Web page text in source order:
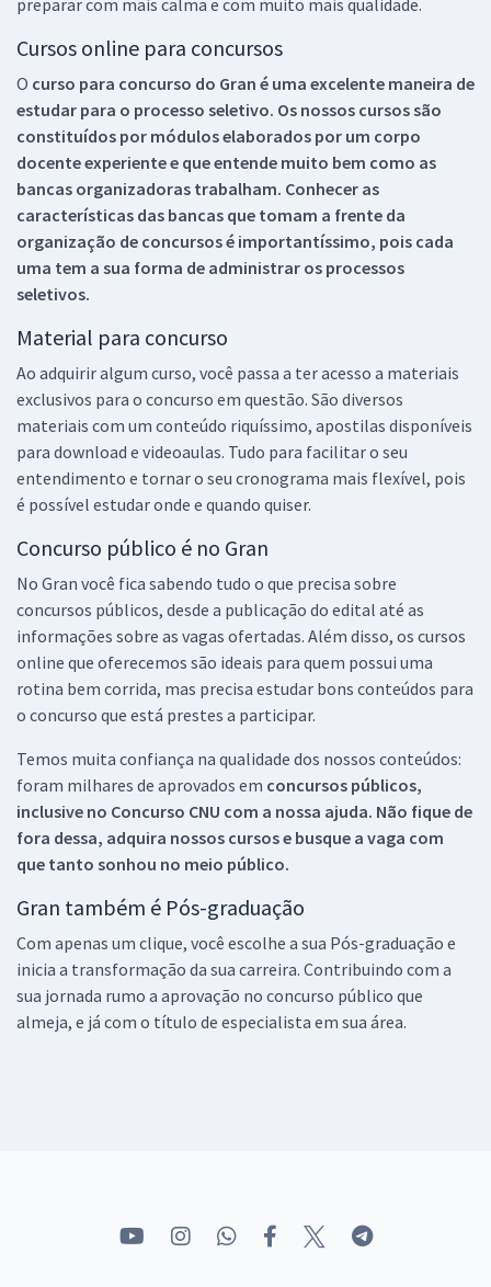
preparar com mais calma e com muito mais qualidade.
Cursos online para concursos
O curso para concurso do Gran é uma excelente maneira de
estudar para o processo seletivo. Os nossos cursos são
constituídos por módulos elaborados por um corpo
docente experiente e que entende muito bem como as
bancas organizadoras trabalham. Conhecer as
características das bancas que tomam a frente da
organização de concursos é importantíssimo, pois cada
uma tem a sua forma de administrar os processos
seletivos.
Material para concurso
Ao adquirir algum curso, você passa a ter acesso a materiais
exclusivos para o concurso em questão. São diversos
materiais com um conteúdo riquíssimo, apostilas disponíveis
para download e videoaulas. Tudo para facilitar o seu
entendimento e tornar o seu cronograma mais flexível, pois
é possível estudar onde e quando quiser.
Concurso público é no Gran
No Gran você fica sabendo tudo o que precisa sobre
concursos públicos, desde a publicação do edital até as
informações sobre as vagas ofertadas. Além disso, os cursos
online que oferecemos são ideais para quem possui uma
rotina bem corrida, mas precisa estudar bons conteúdos para
o concurso que está prestes a participar.
Temos muita confiança na qualidade dos nossos conteúdos:
foram milhares de aprovados em concursos públicos,
inclusive no Concurso CNU com a nossa ajuda. Não fique de
fora dessa, adquira nossos cursos e busque a vaga com
que tanto sonhou no meio público.
Gran também é Pós-graduação
Com apenas um clique, você escolhe a sua Pós-graduação e
inicia a transformação da sua carreira. Contribuindo com a
sua jornada rumo a aprovação no concurso público que
almeja, e já com o título de especialista em sua área.